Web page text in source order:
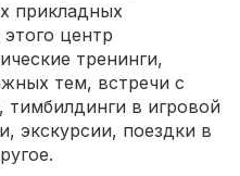
прикладных
центр
тренинги,
тем, встречи с
в игровой
экскурсии, поездки в